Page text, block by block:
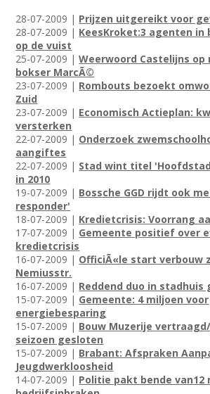
28-07-2009 | Prijzen uitgereikt voor
28-07-2009 | KeesKroket:3 agenten in
op de vuist
25-07-2009 |Weerwoord Castelijns op
bokser MarcÃ©
23-07-2009 | Rombouts bezoekt
Zuid
23-07-2009 | Economisch Actieplan:
versterken
22-07-2009 | Onderzoek
aangiftes
22-07-2009 | Stad wint titel
in 2010
19-07-2009 | Bossche GGD rijdt ook
responder'
18-07-2009 | Kredietcrisis: Voorrang
17-07-2009 | Gemeente positief over
kredietcrisis
16-07-2009 | OfficiÃ«le start verbouw
Nemiusstr.
16-07-2009 | Reddend duo in stadhuis
15-07-2009 | Gemeente: 4 miljoen voor
energiebesparing
15-07-2009 | Bouw Muzerije
seizoen gesloten
15-07-2009 | Brabant: Afspraken
Jeugdwerkloosheid
14-07-2009 | Politie pakt bende van12